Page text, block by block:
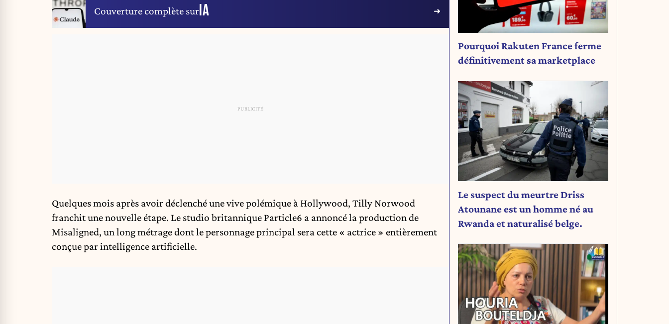
Couverture complète surIA
Quelques mois après avoir déclenché une vive polémique à Hollywood, Tilly Norwood
franchit une nouvelle étape. Le studio britannique Particle6 a annoncé la production de
Misaligned, un long métrage dont le personnage principal sera cette « actrice » entièrement
conçue par intelligence artificielle.
Pourquoi Rakuten France ferme
définitivement sa marketplace
Le suspect du meurtre Driss
Atounane est un homme né au
Rwanda et naturalisé belge.